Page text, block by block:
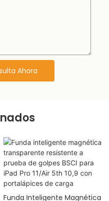
Ahora
Funda Inteligente Magnética